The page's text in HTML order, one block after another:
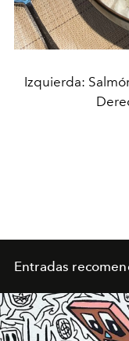
Izquierda:
Entradas